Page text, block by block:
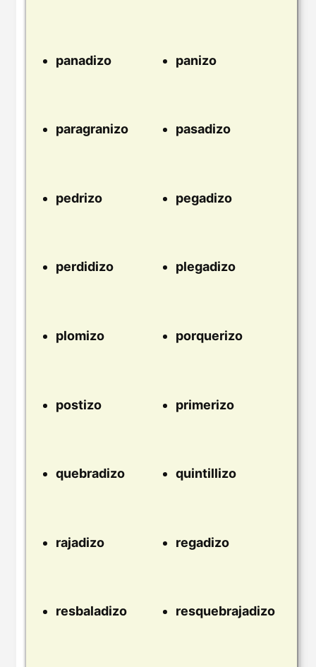
panadizo panizo
paragranizo pasadizo
pedrizo pegadizo
perdidizo plegadizo
plomizo porquerizo
postizo primerizo
quebradizo quintillizo
rajadizo regadizo
resbaladizo resquebrajadizo